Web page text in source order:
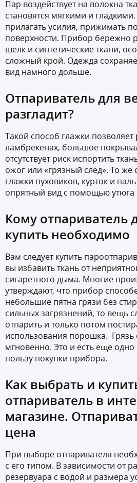
Пар воздействует на волокна
становятся мягкими и
прилагать усилия, прижимать
поверхности. Прибор бережно
шелк и синтетические ткани,
сложный крой. Одежда
вид намного дольше.
Отпариватель для
разгладит?
Такой способ глажки
ламбрекенах, большое
отсутствует риск испортить
ожог или «грязный след». То же
глажки пуховиков, курток и
опрятный вид с помощью
Кому отпариватель
купить необходимо
Вам следует купить
вы избавить ткань от
сигаретного дыма. Многие
утверждают, что прибор
небольшие пятна грязи без
сильных загрязнений, то вещь
отпарить и только потом
использования порошка. Грязь
мгновенно. Это и есть еще
пользу покупки прибора.
Как выбрать и
отпариватель в
магазине.
цена
При выборе отпаривателя
с его типом. В зависимости от
резервуара с водой и размера